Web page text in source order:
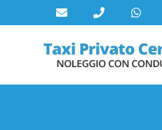
al
contenuto